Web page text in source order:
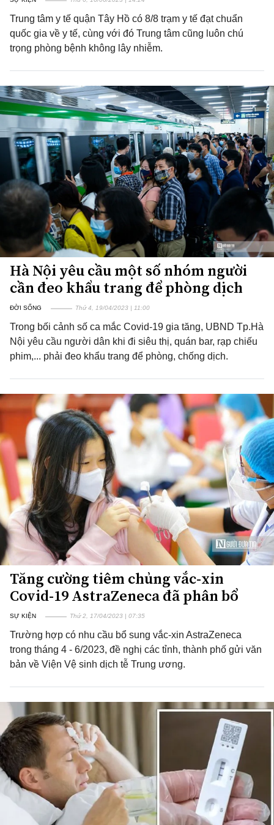
Trung tâm y tế quận Tây Hồ có 8/8 trạm y tế đạt chuẩn
quốc gia về y tế, cùng với đó Trung tâm cũng luôn chú
trọng phòng bệnh không lây nhiễm.
Hà Nội yêu cầu một số nhóm người
cần đeo khẩu trang để phòng dịch
ĐỜI SỐNG Thứ 4, 19/04/2023 | 11:00
Trong bối cảnh số ca mắc Covid-19 gia tăng, UBND Tp.Hà
Nội yêu cầu người dân khi đi siêu thị, quán bar, rạp chiếu
phim,... phải đeo khẩu trang để phòng, chống dịch.
Tăng cường tiêm chủng vắc-xin
Covid-19 AstraZeneca đã phân bổ
SỰ KIỆN Thứ 2, 17/04/2023 | 07:35
Trường hợp có nhu cầu bổ sung vắc-xin AstraZeneca
trong tháng 4 - 6/2023, đề nghị các tỉnh, thành phố gửi văn
bản về Viện Vệ sinh dịch tễ Trung ương.